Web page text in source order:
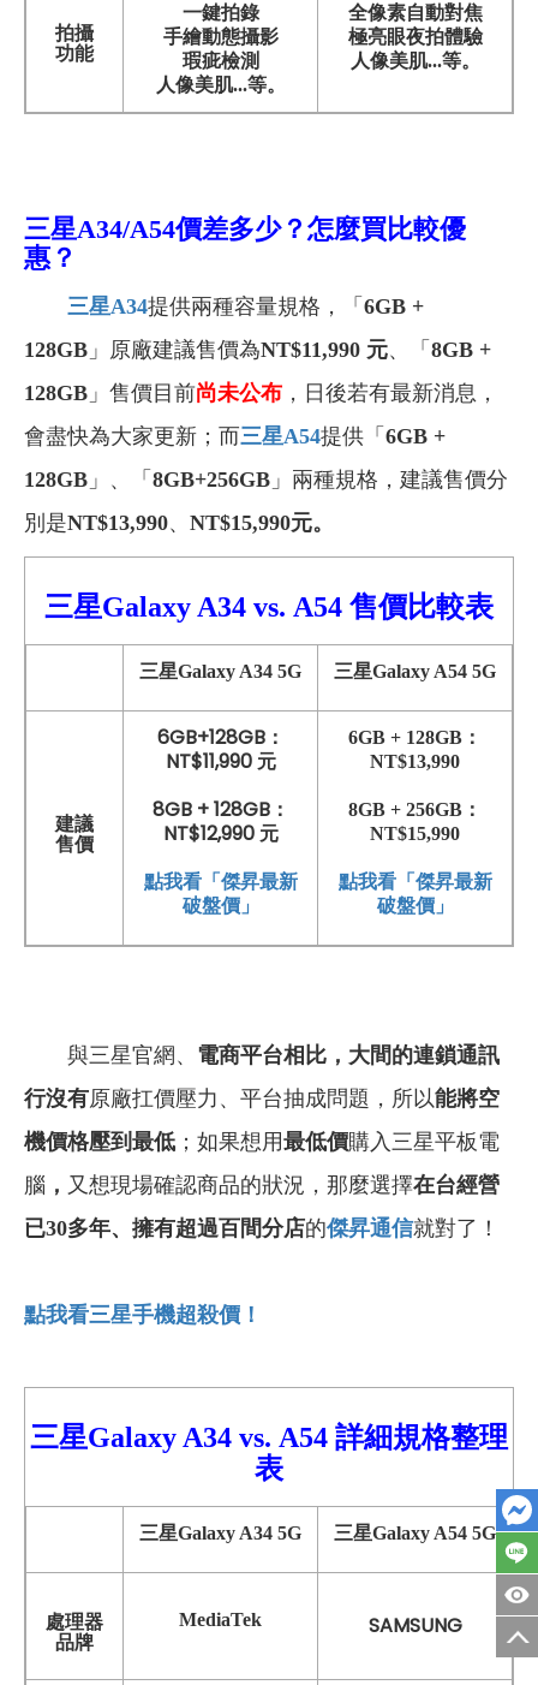
拍攝
功能
一鍵拍錄
手繪動態攝影
瑕疵檢測
人像美肌...等。
全像素自動對焦
極亮眼夜拍體驗
人像美肌...等。
三星A34/A54價差多少？怎麼買比較優
惠？
三星A34提供兩種容量規格， 「 6GB +
128GB 」原廠建議售價為NT$11,990 元、「 8GB +
128GB 」售價目前尚未公布 ，日後若有最新消息，
會盡快為大家更新 ；而三星A54提供「 6GB +
128GB 」、「 8GB+256GB 」兩種規格，建議售價分
別是NT$13,990、 NT$15,990元。
三星Galaxy A34 vs. A54 售價比較表
三星Galaxy A34 5G 三星Galaxy A54 5G
建議
售價
6GB+128GB：
NT$11,990 元
8GB + 128GB：
NT$12,990 元
點我看「傑昇最新
破盤價」
6GB + 128GB：
NT$13,990
8GB + 256GB：
NT$15,990
點我看「傑昇最新
破盤價」
與三星官網、 電商平台相比，大間的連鎖通訊
行沒有原廠扛價壓力、平台抽成問題，所以能將空
機價格壓到最低 ；如果想用最低價購入三星平板電
腦 ， 又想現場確認商品的狀況，那麼選擇在台經營
已30多年、 擁有超過百間分店的傑昇通信就對了！
點我看三星手機超殺價！
三星Galaxy A34 vs. A54 詳細規格整理
表
三星Galaxy A34 5G 三星Galaxy A54 5G
處理器
品牌
MediaTek SAMSUNG